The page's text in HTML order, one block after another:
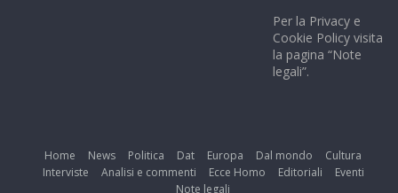
Per la Privacy e
Cookie Policy visita
la pagina “Note
legali”.
Home News Politica Dat Europa Dal mondo
Cultura
Interviste
Analisi e commenti Ecce Homo Editoriali
Eventi
Note legali